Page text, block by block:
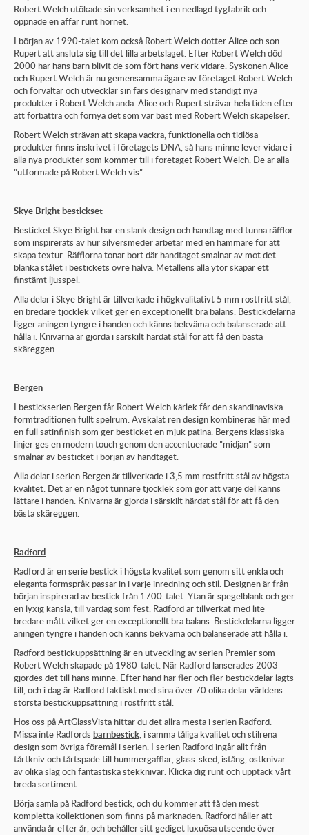
Robert Welch utökade sin verksamhet i en nedlagd tygfabrik och
öppnade en affär runt hörnet.
I början av 1990-talet kom också Robert Welch dotter Alice och son
Rupert att ansluta sig till det lilla arbetslaget. Efter Robert Welch död
2000 har hans barn blivit de som fört hans verk vidare. Syskonen Alice
och Rupert Welch är nu gemensamma ägare av företaget Robert Welch
och förvaltar och utvecklar sin fars designarv med ständigt nya
produkter i Robert Welch anda. Alice och Rupert strävar hela tiden efter
att förbättra och förnya det som var bäst med Robert Welch skapelser.
Robert Welch strävan att skapa vackra, funktionella och tidlösa
produkter finns inskrivet i företagets DNA, så hans minne lever vidare i
alla nya produkter som kommer till i företaget Robert Welch. De är alla
”utformade på Robert Welch vis”.
Skye Bright bestickset
Besticket Skye Bright har en slank design och handtag med tunna räfflor
som inspirerats av hur silversmeder arbetar med en hammare för att
skapa textur. Räfflorna tonar bort där handtaget smalnar av mot det
blanka stålet i bestickets övre halva. Metallens alla ytor skapar ett
finstämt ljusspel.
Alla delar i Skye Bright är tillverkade i högkvalitativt 5 mm rostfritt stål,
en bredare tjocklek vilket ger en exceptionellt bra balans. Bestickdelarna
ligger aningen tyngre i handen och känns bekväma och balanserade att
hålla i. Knivarna är gjorda i särskilt härdat stål för att få den bästa
skäreggen.
Bergen
I bestickserien Bergen får Robert Welch kärlek får den skandinaviska
formtraditionen fullt spelrum. Avskalat ren design kombineras här med
en full satinfinish som ger besticket en mjuk patina. Bergens klassiska
linjer ges en modern touch genom den accentuerade ”midjan” som
smalnar av besticket i början av handtaget.
Alla delar i serien Bergen är tillverkade i 3,5 mm rostfritt stål av högsta
kvalitet. Det är en något tunnare tjocklek som gör att varje del känns
lättare i handen. Knivarna är gjorda i särskilt härdat stål för att få den
bästa skäreggen.
Radford
Radford är en serie bestick i högsta kvalitet som genom sitt enkla och
eleganta formspråk passar in i varje inredning och stil. Designen är från
början inspirerad av bestick från 1700-talet. Ytan är spegelblank och ger
en lyxig känsla, till vardag som fest. Radford är tillverkat med lite
bredare mått vilket ger en exceptionellt bra balans. Bestickdelarna ligger
aningen tyngre i handen och känns bekväma och balanserade att hålla i.
Radford bestickuppsättning är en utveckling av serien Premier som
Robert Welch skapade på 1980-talet. När Radford lanserades 2003
gjordes det till hans minne. Efter hand har fler och fler bestickdelar lagts
till, och i dag är Radford faktiskt med sina över 70 olika delar världens
största bestickuppsättning i rostfritt stål.
Hos oss på ArtGlassVista hittar du det allra mesta i serien Radford.
Missa inte Radfords barnbestick, i samma tåliga kvalitet och stilrena
design som övriga föremål i serien. I serien Radford ingår allt från
tårtkniv och tårtspade till hummergafflar, glass-sked, istång, ostknivar
av olika slag och fantastiska stekknivar. Klicka dig runt och upptäck vårt
breda sortiment.
Börja samla på Radford bestick, och du kommer att få den mest
kompletta kollektionen som finns på marknaden. Radford håller att
använda år efter år, och behåller sitt gediget luxuösa utseende över